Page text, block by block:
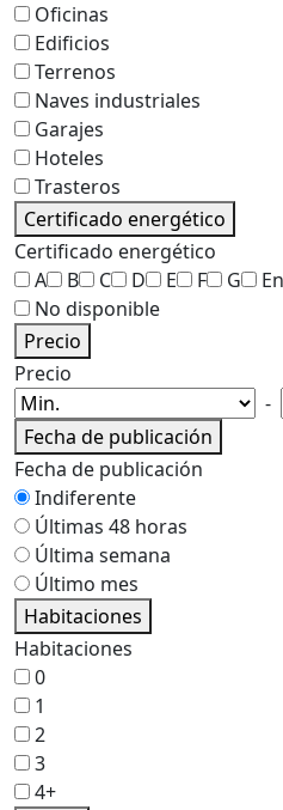
Oficinas
Edificios
Terrenos
Naves industriales
Garajes
Hoteles
Trasteros
Certificado energético
Certificado energético
A
B C D E F G
No disponible
Precio
Precio
-
Fecha de publicación
Fecha de publicación
Indiferente
Últimas 48 horas
Última semana
Último mes
Habitaciones
Habitaciones
0
1
2
3
4+